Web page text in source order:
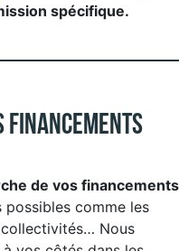
spécifique.
financements
de vos financements
comme les
collectivités… Nous